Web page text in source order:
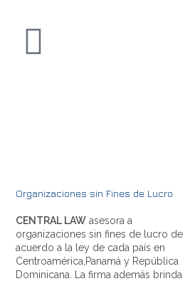
Organizaciones sin Fines de Lucro
CENTRAL LAW asesora a
organizaciones sin fines de lucro de
acuerdo a la ley de cada país en
Centroamérica,Panamá y República
Dominicana. La firma además brinda